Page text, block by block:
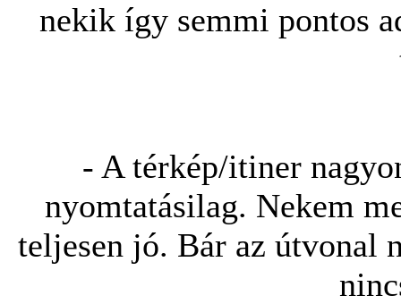
nekik így semmi pontos
- A térkép/itiner
nyomtatásilag. Nekem
teljesen jó. Bár az útvonal